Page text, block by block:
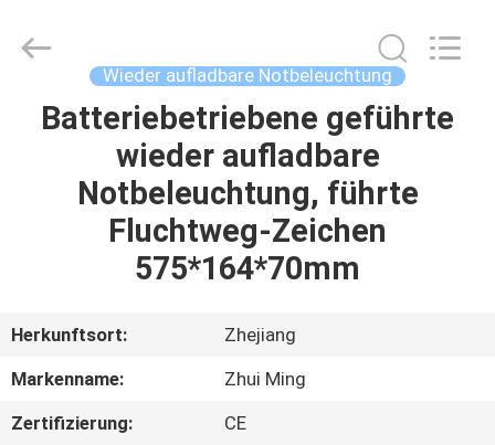
HAUS
PRODUKTE
FABRIK-
Co.,Ltd.
Wieder aufladbare Notbeleuchtung
Batteriebetriebene geführte
wieder aufladbare
Notbeleuchtung, führte
Fluchtweg-Zeichen
575*164*70mm
Herkunftsort:
Zhejiang
Markenname:
Zhui Ming
Zertifizierung:
CE